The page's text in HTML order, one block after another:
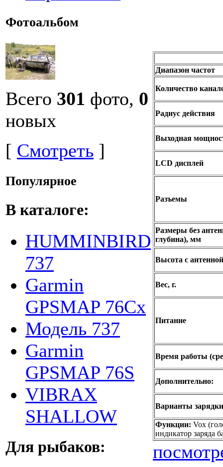
Фотоальбом
Всего 301 фото, 0
новых
[ Смотреть ]
Популярное
В каталоге:
HUMMINBIRD
737
Garmin
GPSMAP 76Cx
Модель 737
Garmin
GPSMAP 76S
VIBRAX
SHALLOW
Для рыбаков:
Диапазон частот
Количество
Радиус действия
Выходная
LCD дисплей
Разъемы
Размеры без
глубина), мм
Высота с
Вес, г.
Питание
Время работы
Дополнительно:
Варианты
Функции: Vox
индикатор заряда